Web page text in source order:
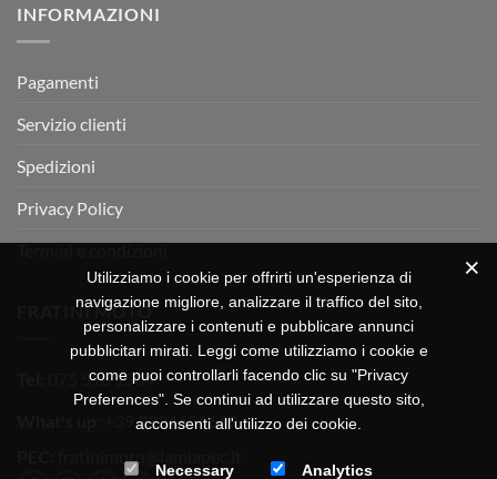
MOTOR
INFORMAZIONI
Pagamenti
Servizio clienti
Spedizioni
Privacy Policy
Termini e condizioni
FRATINI MOTO
075 518 1504
+39 3334656649
Utilizziamo i cookie per offrirti un'esperienza di
navigazione migliore, analizzare il traffico del sito,
personalizzare i contenuti e pubblicare annunci
pubblicitari mirati. Leggi come utilizziamo i cookie e
come puoi controllarli facendo clic su "Privacy
Preferences". Se continui ad utilizzare questo sito,
acconsenti all'utilizzo dei cookie.
Necessary Analytics